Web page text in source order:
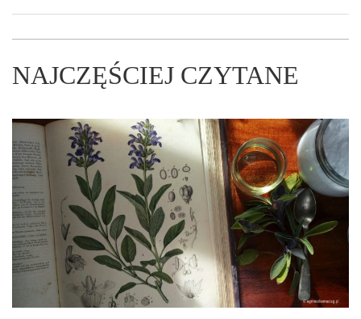
NAJCZĘŚCIEJ CZYTANE